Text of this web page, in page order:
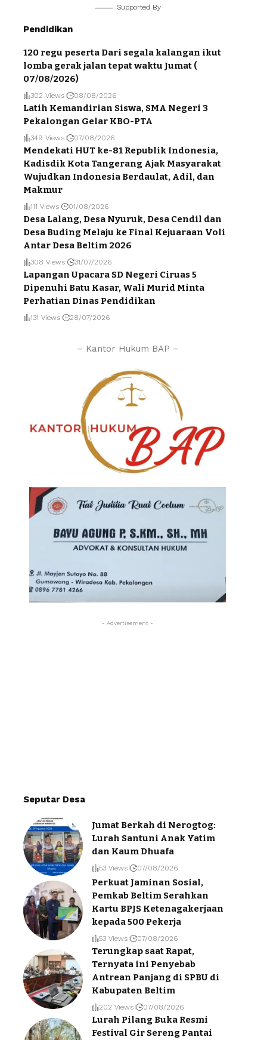
Supported By
Pendidikan
120 regu peserta Dari segala kalangan ikut
lomba gerak jalan tepat waktu Jumat (
07/08/2026)
302 Views 08/08/2026
Latih Kemandirian Siswa, SMA Negeri 3
Pekalongan Gelar KBO-PTA
349 Views 07/08/2026
Mendekati HUT ke-81 Republik Indonesia,
Kadisdik Kota Tangerang Ajak Masyarakat
Wujudkan Indonesia Berdaulat, Adil, dan
Makmur
111 Views 01/08/2026
Desa Lalang, Desa Nyuruk, Desa Cendil dan
Desa Buding Melaju ke Final Kejuaraan Voli
Antar Desa Beltim 2026
308 Views 31/07/2026
Lapangan Upacara SD Negeri Ciruas 5
Dipenuhi Batu Kasar, Wali Murid Minta
Perhatian Dinas Pendidikan
131 Views 28/07/2026
– Kantor Hukum BAP –
- Advertisement -
Seputar Desa
Jumat Berkah di Nerogtog:
Lurah Santuni Anak Yatim
dan Kaum Dhuafa
53 Views 07/08/2026
Perkuat Jaminan Sosial,
Pemkab Beltim Serahkan
Kartu BPJS Ketenagakerjaan
kepada 500 Pekerja
53 Views 07/08/2026
Terungkap saat Rapat,
Ternyata ini Penyebab
Antrean Panjang di SPBU di
Kabupaten Beltim
202 Views 07/08/2026
Lurah Pilang Buka Resmi
Festival Gir Sereng Pantai